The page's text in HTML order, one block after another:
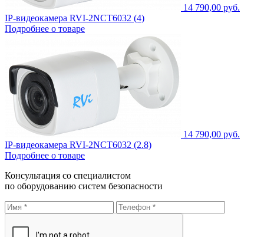
14 790,00 руб.
IP-видеокамера RVI-2NCT6032 (4)
Подробнее о товаре
14 790,00 руб.
IP-видеокамера RVI-2NCT6032 (2.8)
Подробнее о товаре
Консультация со специалистом
по оборудованию систем безопасности